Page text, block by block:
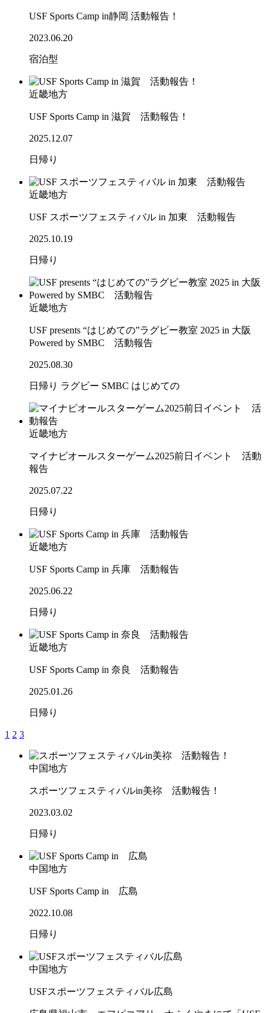
USF Sports Camp in静岡 活動報告！
2023.06.20
宿泊型
近畿地方
USF Sports Camp in 滋賀 活動報告！
2025.12.07
日帰り
近畿地方
USF スポーツフェスティバル in 加東 活動報告
2025.10.19
日帰り
近畿地方
USF presents “はじめての”ラグビー教室 2025 in 大阪
Powered by SMBC 活動報告
2025.08.30
日帰り ラグビー SMBC はじめての
近畿地方
マイナビオールスターゲーム2025前日イベント 活動
報告
2025.07.22
日帰り
近畿地方
USF Sports Camp in 兵庫 活動報告
2025.06.22
日帰り
近畿地方
USF Sports Camp in 奈良 活動報告
2025.01.26
日帰り
1 2 3
中国地方
スポーツフェスティバルin美祢 活動報告！
2023.03.02
日帰り
中国地方
USF Sports Camp in 広島
2022.10.08
日帰り
中国地方
USFスポーツフェスティバル広島